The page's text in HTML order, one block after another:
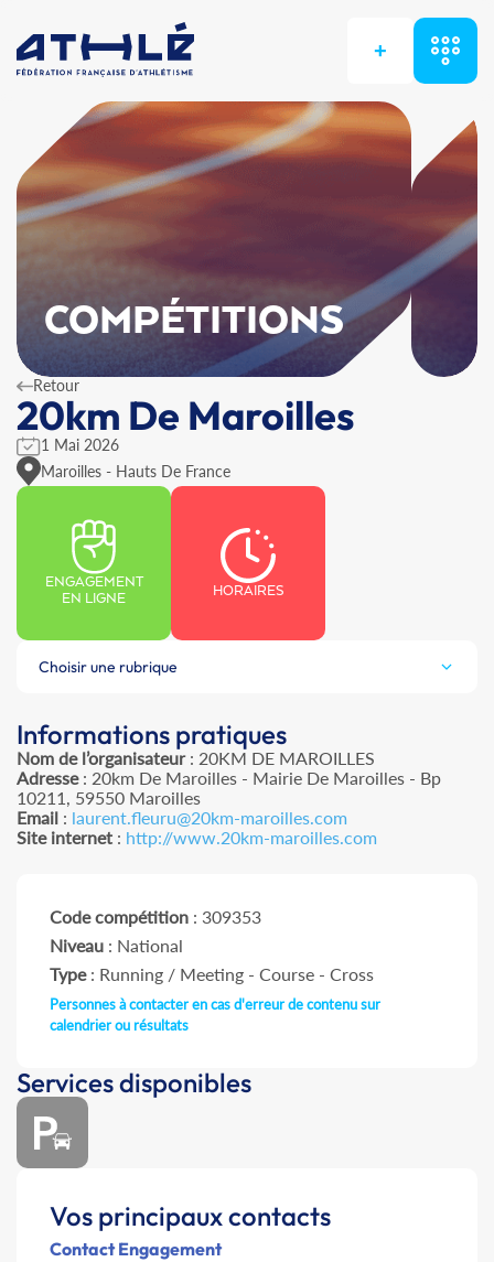
+
COMPÉTITIONS
Retour
20km De Maroilles
1 Mai 2026
Maroilles - Hauts De France
ENGAGEMENT
EN LIGNE
HORAIRES
Choisir une rubrique
Informations pratiques
Nom de l’organisateur: 20KM DE MAROILLES
Adresse: 20km De Maroilles - Mairie De Maroilles - Bp
10211, 59550 Maroilles
Email : laurent.fleuru@20km-maroilles.com
Site internet : http://www.20km-maroilles.com
Code compétition : 309353
Niveau : National
Type: Running / Meeting - Course - Cross
Personnes à contacter en cas d'erreur de contenu sur
calendrier ou résultats
Services disponibles
Vos principaux contacts
Contact Engagement